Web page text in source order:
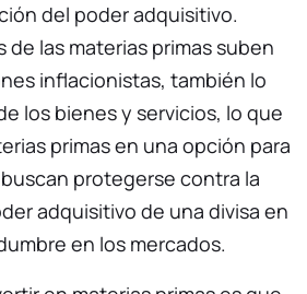
del poder adquisitivo.
de las materias primas suben
inflacionistas, también lo
los bienes y servicios, lo que
primas en una opción para
protegerse contra la
adquisitivo de una divisa en
en los mercados.